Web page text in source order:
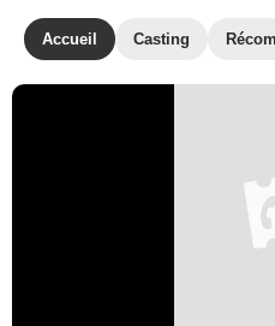
Accueil Casting